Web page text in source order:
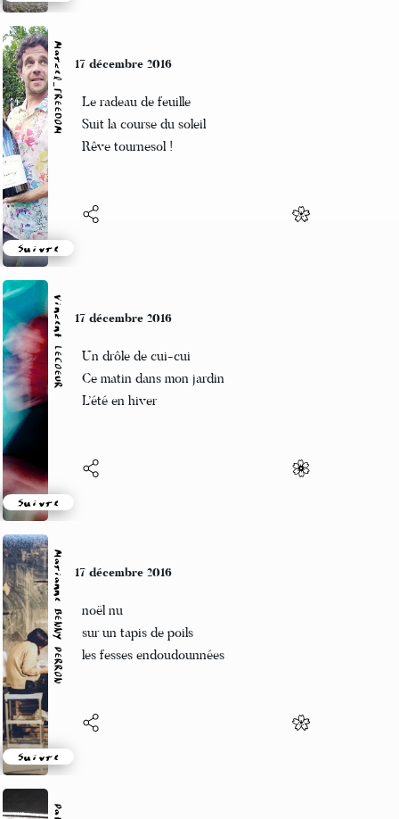
Marcel_FREEDOM
Suivre
17 décembre 2016
Le radeau de feuille
Suit la course du soleil
Rêve tournesol !
Vincent LECŒUR
Suivre
17 décembre 2016
Un drôle de cui-cui
Ce matin dans mon jardin
L’été en hiver
Marianne BENNY PERRON
Suivre
17 décembre 2016
noël nu
sur un tapis de poils
les fesses endoudounnées